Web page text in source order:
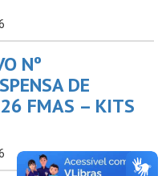
Nº
DE
FMAS – KITS